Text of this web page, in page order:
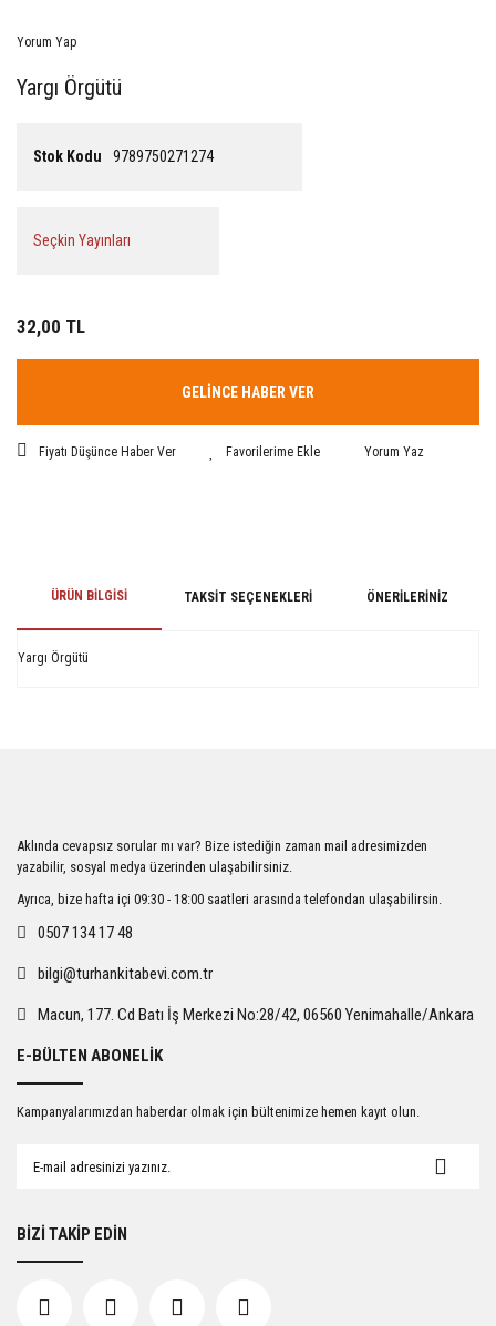
Yorum Yap
Yargı Örgütü
Stok Kodu 9789750271274
Seçkin Yayınları
32,00 TL
GELİNCE HABER VER
Fiyatı Düşünce Haber Ver Yorum Yaz
ÜRÜN BILGISI TAKSIT SEÇENEKLERI ÖNERILERINIZ
Yargı Örgütü
Ürün açıklamasında eksik bilgiler bulunuyor.
Ürün bilgilerinde hatalar bulunuyor.
Ürün fiyatı diğer sitelerden daha pahalı.
Gönder
Aklında cevapsız sorular mı var? Bize istediğin zaman mail adresimizden
yazabilir, sosyal medya üzerinden ulaşabilirsiniz.
Ayrıca, bize hafta içi 09:30 - 18:00 saatleri arasında telefondan ulaşabilirsin.
0507 134 17 48
bilgi@turhankitabevi.com.tr
Macun, 177. Cd Batı İş Merkezi No:28/42, 06560 Yenimahalle/Ankara
E-BÜLTEN ABONELİK
Kampanyalarımızdan haberdar olmak için bültenimize hemen kayıt olun.
BİZİ TAKİP EDİN